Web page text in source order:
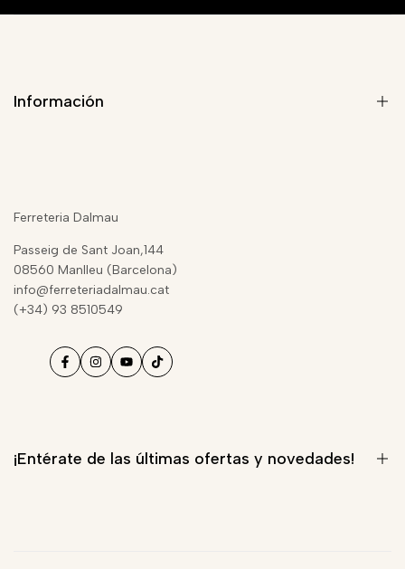
Información
Términos del servicio
Condiciones de contratación
Política de privacidad
Envíos y devoluciones
Política de reembolso
Ferreteria Dalmau
Passeig de Sant Joan,144
08560 Manlleu (Barcelona)
info@ferreteriadalmau.cat
(+34) 93 8510549
¡Entérate de las últimas ofertas y novedades!